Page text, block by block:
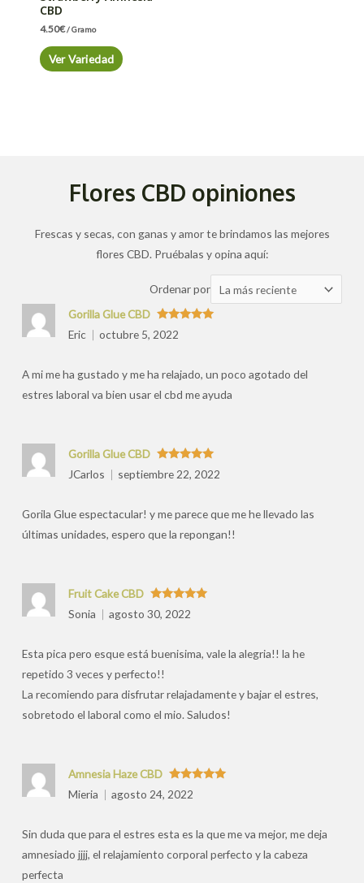
CBD
4.50€/ Gramo
Ver Variedad
Flores CBD opiniones
Frescas y secas, con ganas y amor te brindamos las mejores
flores CBD. Pruébalas y opina aquí:
Ordenar por Ordenar
las
Valorado
con
Gorilla Glue CBD
Eric
octubre 5, 2022
A mi me ha gustado y me ha relajado, un poco agotado del
estres laboral va bien usar el cbd me ayuda
Valorado
con5de 5
Gorilla Glue CBD
JCarlos
septiembre 22, 2022
Gorila Glue espectacular! y me parece que me he llevado las
últimas unidades, espero que la repongan!!
Valorado
con5de 5
Fruit Cake CBD
Sonia
agosto 30, 2022
Esta pica pero esque está buenisima, vale la alegria!! la he
repetido 3 veces y perfecto!!
La recomiendo para disfrutar relajadamente y bajar el estres,
sobretodo el laboral como el mio. Saludos!
Valorado
con5
Amnesia Haze CBD
Mieria
agosto 24, 2022
Sin duda que para el estres esta es la que me va mejor, me deja
amnesiado jjjj, el relajamiento corporal perfecto y la cabeza
perfecta